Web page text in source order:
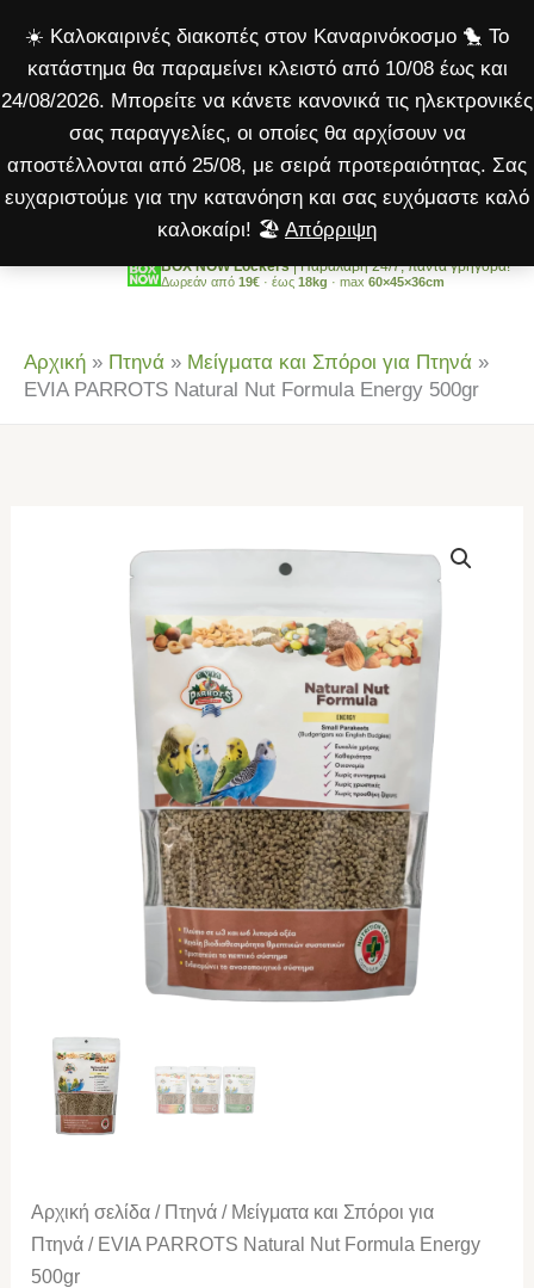
☀️ Καλοκαιρινές διακοπές στον Καναρινόκοσμο 🐤 Το
κατάστημα θα παραμείνει κλειστό από 10/08 έως και
24/08/2026. Μπορείτε να κάνετε κανονικά τις ηλεκτρονικές
σας παραγγελίες, οι οποίες θα αρχίσουν να
αποστέλλονται από 25/08, με σειρά προτεραιότητας. Σας
ευχαριστούμε για την κατανόηση και σας ευχόμαστε καλό
καλοκαίρι! 🏖️ Απόρριψη
στο
περιεχόμενο
BOX NOW Lockers| Παραλαβή 24/7, πάντα γρήγορα!
Δωρεάν από 19€ · έως 18kg · max 60×45×36cm
Αρχική » Πτηνά » Μείγματα και Σπόροι για Πτηνά »
EVIA PARROTS Natural Nut Formula Energy 500gr
Αρχική σελίδα / Πτηνά / Μείγματα και Σπόροι για
Πτηνά / EVIA PARROTS Natural Nut Formula Energy
500gr
Nut
Formula
Energy
500gr
ποσότητα